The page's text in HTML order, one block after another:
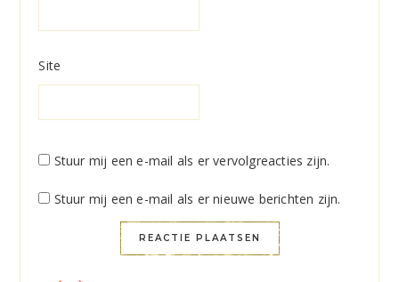
Site
Stuur mij een e-mail als er vervolgreacties zijn.
Stuur mij een e-mail als er nieuwe berichten zijn.